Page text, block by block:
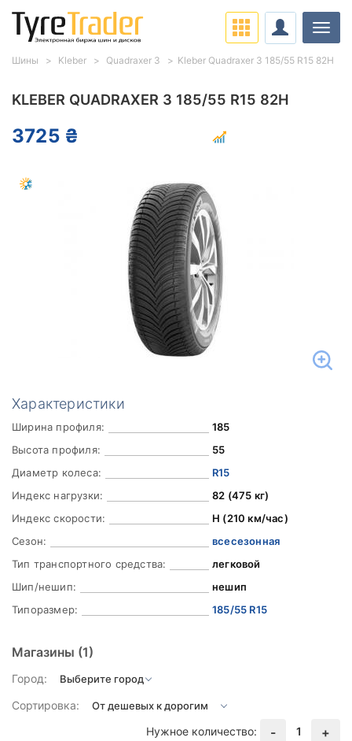
KLEBER QUADRAXER 3 185/55 R15 82H
3725 ₴
Характеристики
Ширина профиля:
185
Высота профиля:
55
Диаметр колеса:
R15
Индекс нагрузки:
82 (475 кг)
Индекс скорости:
H (210 км/час)
Сезон:
всесезонная
Тип транспортного средства:
легковой
Шип/нешип:
нешип
Типоразмер:
185/55 R15
Магазины (1)
Город:
Сортировка:
Нужное количество:
- 1 +
Шины Kleber Quadraxer 3 Kleber Quadraxer 3 185/55 R15 82H